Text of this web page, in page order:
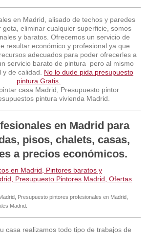
en Madrid, alisado de techos y paredes
eliminar cualquier superficie, somos
y baratos. Ofrecemos un servicio de
resultar económico y profesional ya que
adecuados para poder ofrecerles a
servicio barato de pintura pero al mismo
y de calidad. No lo dude pida presupuesto
pintura Gratis.
casa Madrid, Presupuesto pintor
pintura vivienda Madrid.
en Madrid para
pisos, chalets, casas,
a precios económicos.
Presupuesto pintores profesionales en Madrid,
Madrid.
casa realizamos todo tipo de trabajos de